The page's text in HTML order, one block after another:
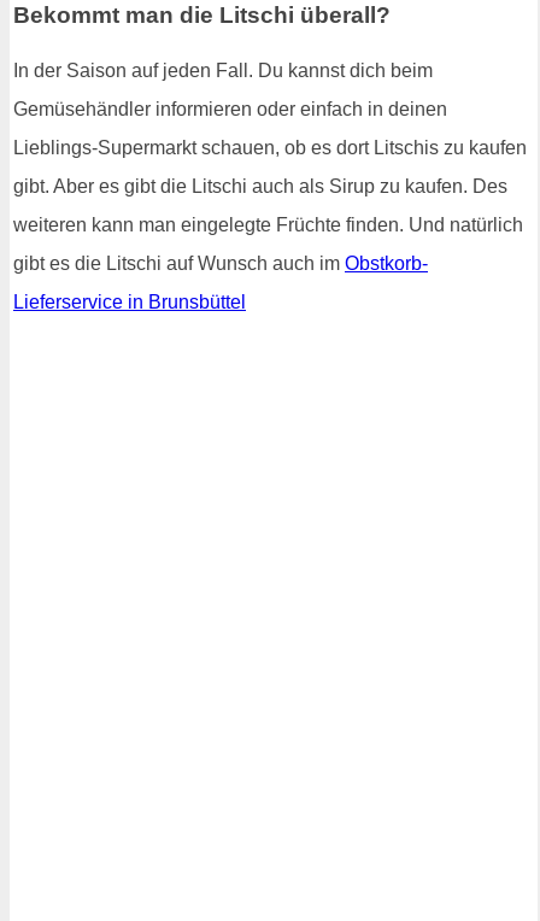
Bekommt man die Litschi überall?
In der Saison auf jeden Fall. Du kannst dich beim
Gemüsehändler informieren oder einfach in deinen
Lieblings-Supermarkt schauen, ob es dort Litschis zu kaufen
gibt. Aber es gibt die Litschi auch als Sirup zu kaufen. Des
weiteren kann man eingelegte Früchte finden. Und natürlich
gibt es die Litschi auf Wunsch auch im Obstkorb-
Lieferservice in Brunsbüttel